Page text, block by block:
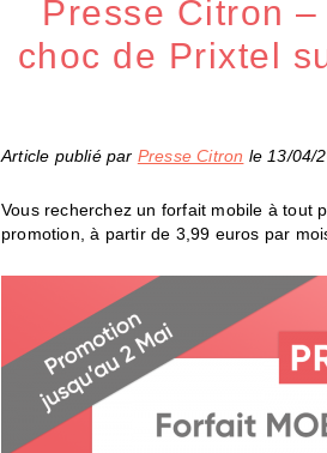
Presse Citron
choc de Prixtel
Article publié par Presse Citron le 13/04/
Vous recherchez un forfait mobile à tout
promotion, à partir de 3,99 euros par